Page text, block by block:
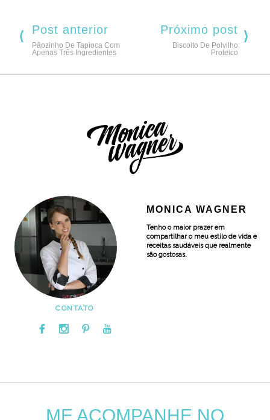
Post anterior
Pãozinho De Tapioca Com
Apenas Três Ingredientes
Próximo post
Biscoito De Polvilho
Proteico
MONICA WAGNER
Tenho o maior prazer em
compartilhar o meu estilo de vida e
receitas saudáveis que realmente
são gostosas.
CONTATO
ME ACOMPANHE NO